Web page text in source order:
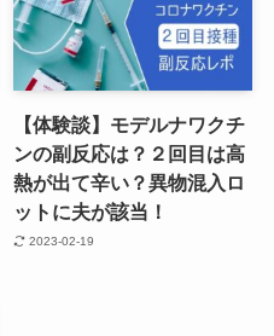
【体験談】モデルナワクチ
ンの副反応は？２回目は高
熱が出て辛い？異物混入ロ
ットに夫が該当！
2023-02-19